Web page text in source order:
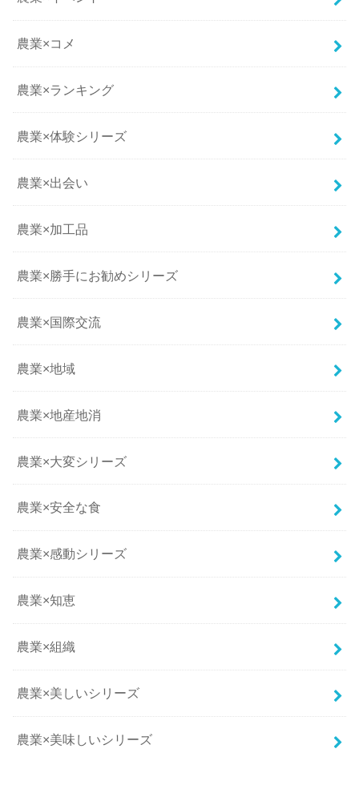
農業×コメ
農業×ランキング
農業×体験シリーズ
農業×出会い
農業×加工品
農業×勝手にお勧めシリーズ
農業×国際交流
農業×地域
農業×地産地消
農業×大変シリーズ
農業×安全な食
農業×感動シリーズ
農業×知恵
農業×組織
農業×美しいシリーズ
農業×美味しいシリーズ